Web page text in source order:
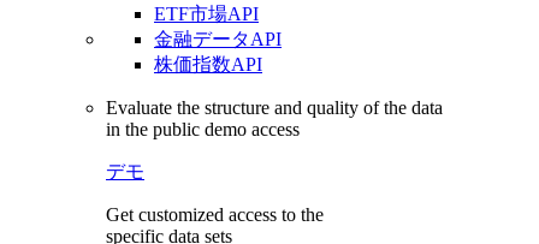
ETF市場API
金融データAPI
株価指数API
Evaluate the structure and quality of the data
in the public demo access
デモ
Get customized access to the
specific data sets